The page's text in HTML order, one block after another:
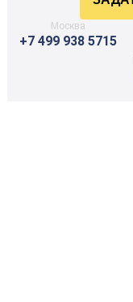
Москва
+7 499 938 5715